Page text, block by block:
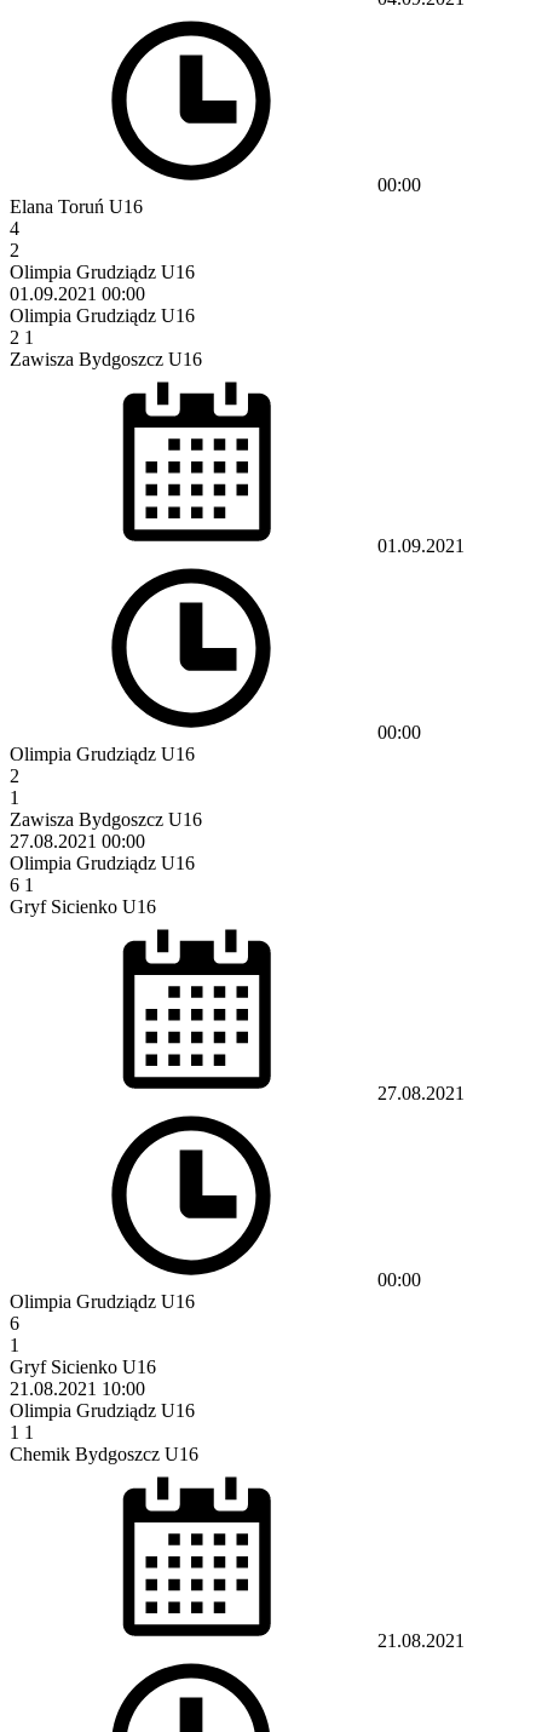
00:00
Elana Toruń U16
4
2
Olimpia Grudziądz U16
01.09.2021 00:00
Olimpia Grudziądz U16
2 1
Zawisza Bydgoszcz U16
01.09.2021
00:00
Olimpia Grudziądz U16
2
1
Zawisza Bydgoszcz U16
27.08.2021 00:00
Olimpia Grudziądz U16
6 1
Gryf Sicienko U16
27.08.2021
00:00
Olimpia Grudziądz U16
6
1
Gryf Sicienko U16
21.08.2021 10:00
Olimpia Grudziądz U16
1 1
Chemik Bydgoszcz U16
21.08.2021